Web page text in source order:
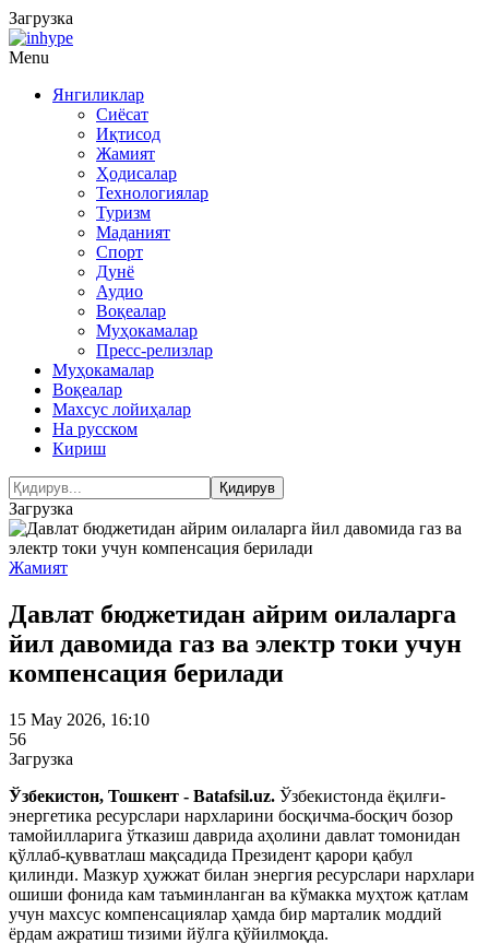
Загрузка
Menu
Янгиликлар
Сиёсат
Иқтисод
Жамият
Ҳодисалар
Технологиялар
Туризм
Маданият
Спорт
Дунё
Аудио
Воқеалар
Муҳокамалар
Пресс-релизлар
Муҳокамалар
Воқеалар
Махсус лойиҳалар
На русском
Кириш
Загрузка
Жамият
Давлат бюджетидан айрим оилаларга
йил давомида газ ва электр токи учун
компенсация берилади
15 May 2026, 16:10
56
Загрузка
Ўзбекистон, Тошкент - Batafsil.uz. Ўзбекистонда ёқилғи-
энергетика ресурслари нархларини босқичма-босқич бозор
тамойилларига ўтказиш даврида аҳолини давлат томонидан
қўллаб-қувватлаш мақсадида Президент қарори қабул
қилинди. Мазкур ҳужжат билан энергия ресурслари нархлари
ошиши фонида кам таъминланган ва кўмакка муҳтож қатлам
учун махсус компенсациялар ҳамда бир марталик моддий
ёрдам ажратиш тизими йўлга қўйилмоқда.